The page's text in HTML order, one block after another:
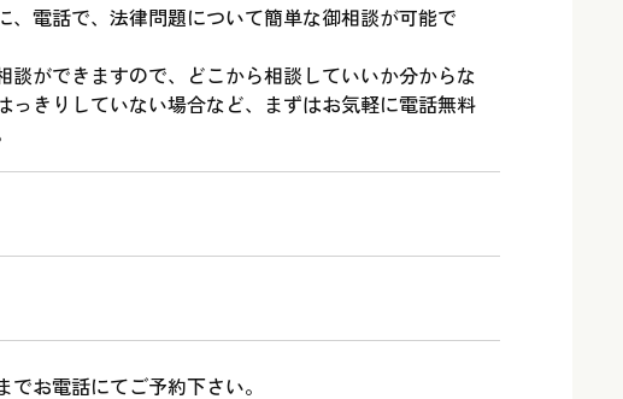
、電話で、法律問題について簡単な御相談が可能で
談ができますので、どこから相談していいか分からな
っきりしていない場合など、まずはお気軽に電話無料
お電話にてご予約下さい。